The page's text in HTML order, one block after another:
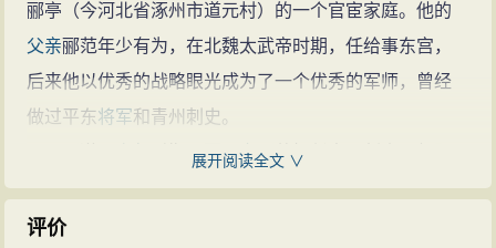
佚。 郦道元的诗文(1篇)
句(1条)
郦亭（今河北省涿州市道元村）的一个官宦家庭。他的
父亲郦范年少有为，在北魏太武帝时期，任给事东宫，
后来他以优秀的战略眼光成为了一个优秀的军师，曾经
做过平东将军和青州刺史。
时期，因父亲郦范担任青州刺史，便跟
随父母居住青州（今山东省青州市）。
为官经历
展开阅读全文 ∨
评价